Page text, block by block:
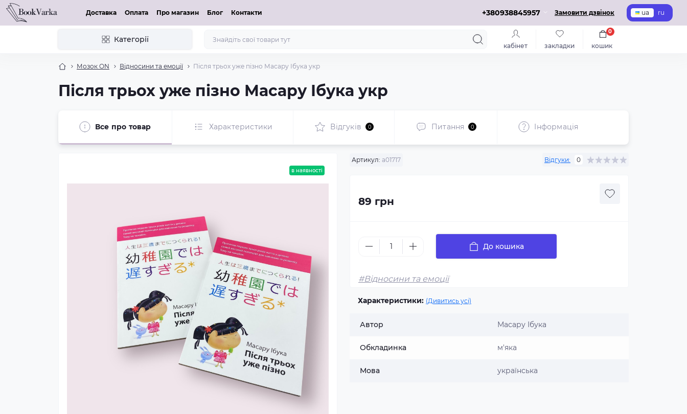
Доставка Оплата Про магазин Блог Контакти +380938845957 Замовити дзвінок ua ru
Категорії
кабінет закладки кошик
0
Мозок ON Відносини та емоції Після трьох уже пізно Масару Ібука укр
Після трьох уже пізно Масару Ібука укр
Все про товар Характеристики Відгуків 0 Питання 0 Iнформація
в наявності
Артикул: а01717 Відгуки: 0
89 грн
До кошика
#Відносини та емоції
Характеристики: (Дивитись усі)
Автор Масару Ібука
Обкладинка м'яка
Мова українська